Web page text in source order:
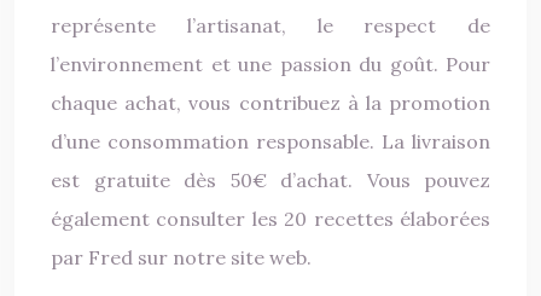
représente l’artisanat, le respect de
l’environnement et une passion du goût. Pour
chaque achat, vous contribuez à la promotion
d’une consommation responsable. La livraison
est gratuite dès 50€ d’achat. Vous pouvez
également consulter les 20 recettes élaborées
par Fred sur notre site web.